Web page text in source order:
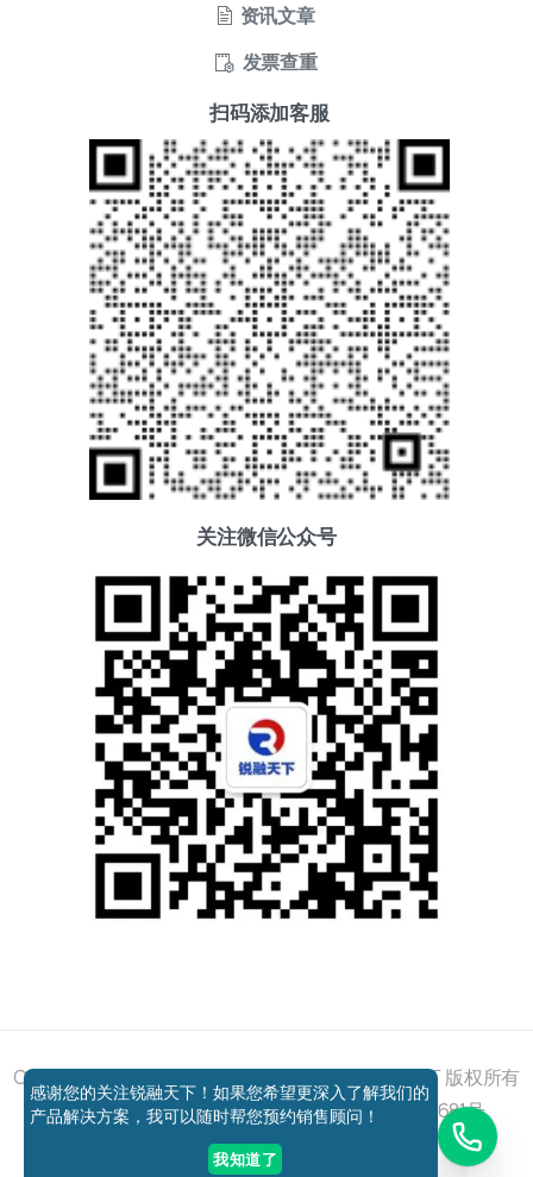
资讯文章
发票查重
扫码添加客服
关注微信公众号
Copyright © 2011 - 2026 All right reserved 锐融天下 版权所有
京ICP备12037648号-1 京公网安备11010802027681号
添加好友
电话咨询
感谢您的关注锐融天下！如果您希望更深入了解我们的
产品解决方案，我可以随时帮您预约销售顾问！
我知道了